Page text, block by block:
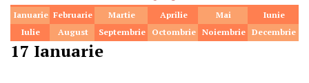
Ianuarie Februarie Martie Aprilie Mai
Iunie
Iulie
August Septembrie Octombrie Noiembrie Decembrie
17 Ianuarie